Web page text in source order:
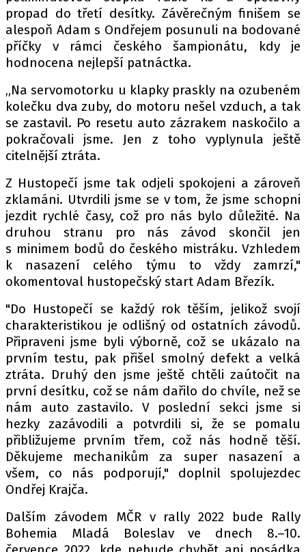
propad do třetí desítky. Závěrečným finišem se
alespoň Adam s Ondřejem posunuli na bodované
příčky v rámci českého šampionátu, kdy je
hodnocena nejlepší patnáctka.
„Na servomotorku u klapky praskly na ozubeném
kolečku dva zuby, do motoru nešel vzduch, a tak
se zastavil. Po resetu auto zázrakem naskočilo a
pokračovali jsme. Jen z toho vyplynula ještě
citelnější ztráta.
Z Hustopečí jsme tak odjeli spokojeni a zároveň
zklamáni. Utvrdili jsme se v tom, že jsme schopni
jezdit rychlé časy, což pro nás bylo důležité. Na
druhou stranu pro nás závod skončil jen
s minimem bodů do českého mistráku. Vzhledem
k nasazení celého týmu to vždy zamrzí,"
okomentoval hustopečský start Adam Březík.
"Do Hustopečí se každý rok těším, jelikož svojí
charakteristikou je odlišný od ostatních závodů.
Připraveni jsme byli výborně, což se ukázalo na
prvním testu, pak přišel smolný defekt a velká
ztráta. Druhý den jsme ještě chtěli zaútočit na
první desítku, což se nám dařilo do chvíle, než se
nám auto zastavilo. V poslední sekci jsme si
hezky zazávodili a potvrdili si, že se pomalu
přibližujeme prvním třem, což nás hodně těší.
Děkujeme mechanikům za super nasazení a
všem, co nás podporují," doplnil spolujezdec
Ondřej Krajča.
Dalším závodem MČR v rally 2022 bude Rally
Bohemia Mladá Boleslav ve dnech 8.–10.